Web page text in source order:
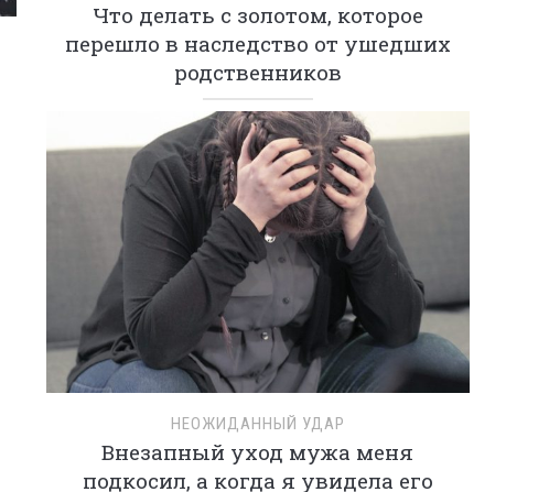
Что делать с золотом, которое
перешло в наследство от ушедших
родственников
НЕОЖИДАННЫЙ УДАР
Внезапный уход мужа меня
подкосил, а когда я увидела его